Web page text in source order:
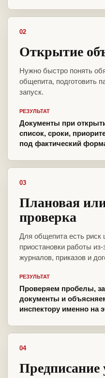
02
Открытие
Нужно быстро понять
общепита, подготовить
запуск.
РЕЗУЛЬТАТ
Документы при
список, сроки,
под фактический
03
Плановая
проверка
Для общепита есть
приостановки работы
журналов, приказов и
РЕЗУЛЬТАТ
Проверяем пробелы,
документы и
инспектору именно на
04
Предписание